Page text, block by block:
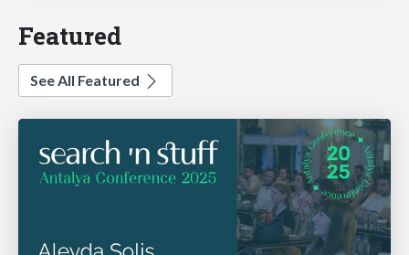
Featured
See All Featured